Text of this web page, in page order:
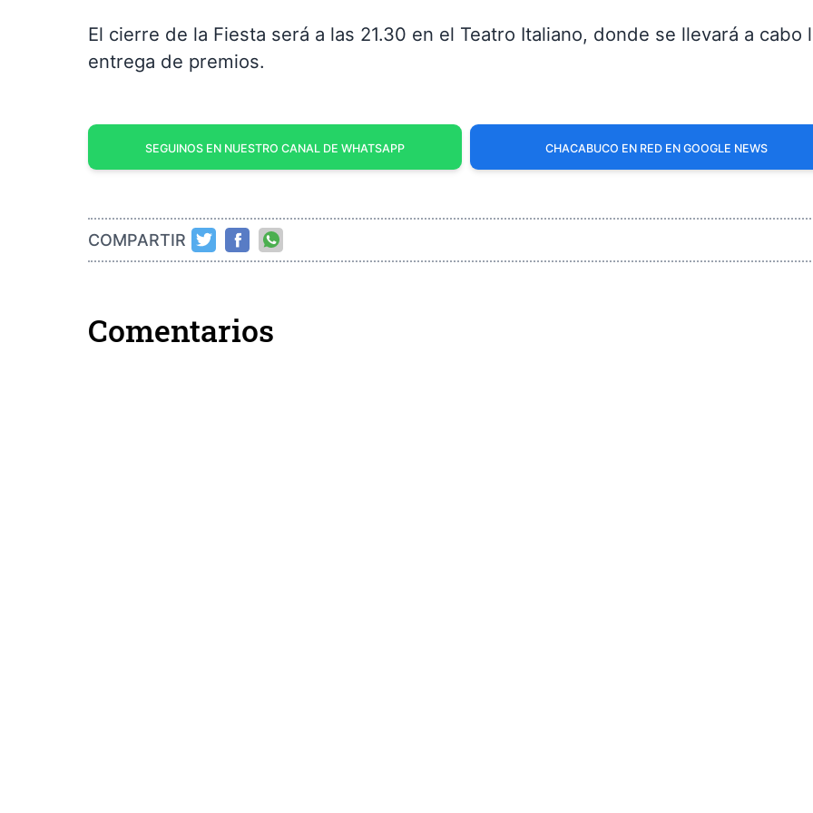
El cierre de la Fiesta será a las 21.30 en el Teatro Italiano, donde se llevará a cabo
entrega de premios.
SEGUINOS EN NUESTRO CANAL DE WHATSAPP CHACABUCO EN RED EN GOOGLE NEWS
COMPARTIR
Comentarios